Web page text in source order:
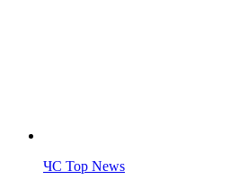
ЧС Top News